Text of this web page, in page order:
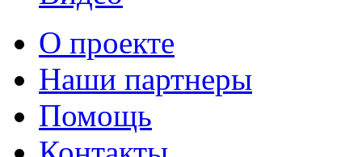
О проекте
Наши партнеры
Помощь